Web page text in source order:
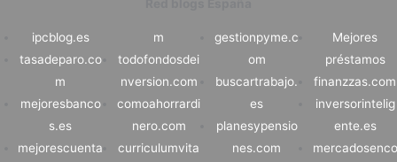
ipcblog.es
tasadeparo.co
m
mejoresbanco
s.es
mejorescuenta
m
todofondosdei
nversion.com
comoahorrardi
nero.com
curriculumvita
gestionpyme.c
om
buscartrabajo.
es
planesypensio
nes.com
Mejores
préstamos
finanzzas.com
inversorintelig
ente.es
mercadosenco